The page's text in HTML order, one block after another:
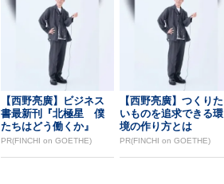
【西野亮廣】ビジネス
書最新刊『北極星 僕
たちはどう働くか』
PR(FINCHI on GOETHE)
【西野亮廣】つくりた
いものを追求できる環
境の作り方とは
PR(FINCHI on GOETHE)